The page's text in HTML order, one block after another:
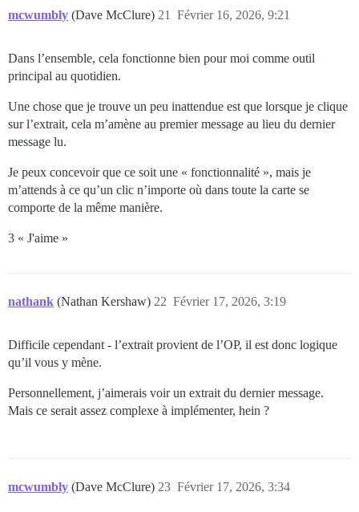
mcwumbly (Dave McClure) Février 16, 2026, 9:21
21
Dans l’ensemble, cela fonctionne bien pour moi comme outil
principal au quotidien.
Une chose que je trouve un peu inattendue est que lorsque je clique
sur l’extrait, cela m’amène au premier message au lieu du dernier
message lu.
Je peux concevoir que ce soit une « fonctionnalité », mais je
m’attends à ce qu’un clic n’importe où dans toute la carte se
comporte de la même manière.
3 « J'aime »
nathank (Nathan Kershaw) Février 17, 2026, 3:19
22
Difficile cependant - l’extrait provient de l’OP, il est donc logique
qu’il vous y mène.
Personnellement, j’aimerais voir un extrait du dernier message.
Mais ce serait assez complexe à implémenter, hein ?
mcwumbly (Dave McClure) Février 17, 2026, 3:34
23